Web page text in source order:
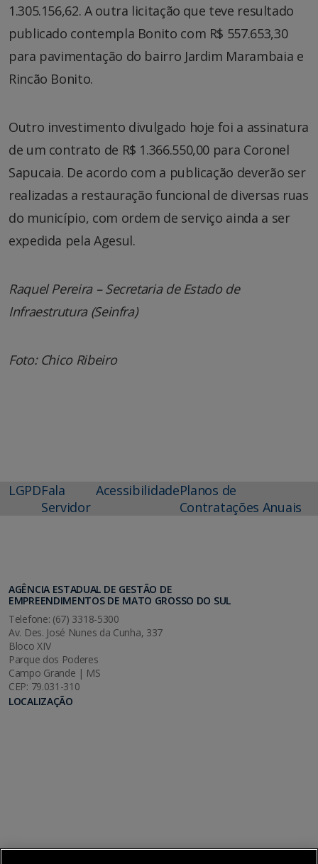
1.305.156,62. A outra licitação que teve resultado
publicado contempla Bonito com R$ 557.653,30
para pavimentação do bairro Jardim Marambaia e
Rincão Bonito.
Outro investimento divulgado hoje foi a assinatura
de um contrato de R$ 1.366.550,00 para Coronel
Sapucaia. De acordo com a publicação deverão ser
realizadas a restauração funcional de diversas ruas
do município, com ordem de serviço ainda a ser
expedida pela Agesul.
Raquel Pereira – Secretaria de Estado de
Infraestrutura (Seinfra)
Foto: Chico Ribeiro
LGPDFala
Servidor
AcessibilidadePlanos de
Contratações Anuais
AGÊNCIA ESTADUAL DE GESTÃO DE
EMPREENDIMENTOS DE MATO GROSSO DO SUL
Telefone: (67) 3318-5300
Av. Des. José Nunes da Cunha, 337
Bloco XIV
Parque dos Poderes
Campo Grande | MS
CEP: 79.031-310
LOCALIZAÇÃO